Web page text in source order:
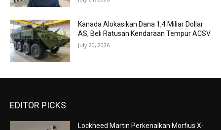
Kanada Alokasikan Dana 1,4 Miliar Dollar
AS, Beli Ratusan Kendaraan Tempur ACSV
July 20, 2026
EDITOR PICKS
Lockheed Martin Perkenalkan Morfius X-